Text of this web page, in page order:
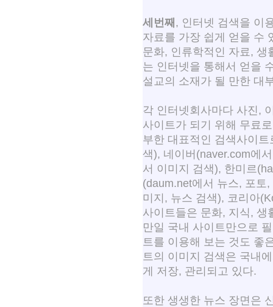
세번째 , 인터넷 검색을 이
자료를 가장 쉽게 얻을 수
문화, 인류학적인 자료, 생
는 인터넷을 통해서 얻을
설교의 소재가 될 만한 대
각 인터넷회사마다 사진,
사이트가 되기 위해 무료
부한 대표적인 검색사이
색), 네이버(naver.com에
서 이미지 검색), 한미르
(daum.net에서 뉴스, 포토
미지, 뉴스 검색), 코리아
사이트들은 문화, 지식, 생
만일 국내 사이트만으로
트를 이용해 보는 것도 좋
트의 이미지 검색은 국내
게 저장, 관리되고 있다.
또한 생생한 뉴스 장면은